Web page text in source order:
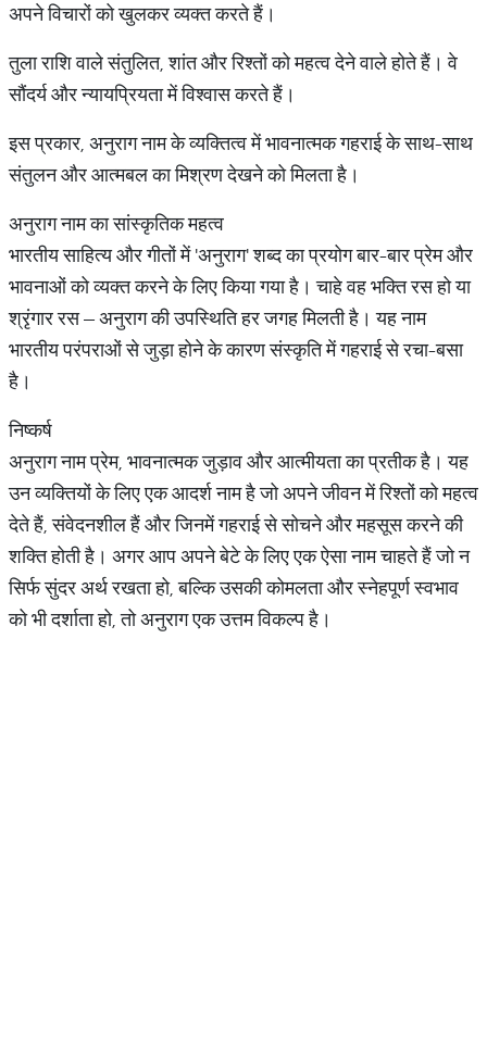
अपने विचारों को खुलकर व्यक्त करते हैं।
तुला राशि वाले संतुलित, शांत और रिश्तों को महत्व देने वाले होते हैं। वे
सौंदर्य और न्यायप्रियता में विश्वास करते हैं।
इस प्रकार, अनुराग नाम के व्यक्तित्व में भावनात्मक गहराई के साथ-साथ
संतुलन और आत्मबल का मिश्रण देखने को मिलता है।
अनुराग नाम का सांस्कृतिक महत्व
भारतीय साहित्य और गीतों में 'अनुराग' शब्द का प्रयोग बार-बार प्रेम और
भावनाओं को व्यक्त करने के लिए किया गया है। चाहे वह भक्ति रस हो या
श्रृंगार रस – अनुराग की उपस्थिति हर जगह मिलती है। यह नाम
भारतीय परंपराओं से जुड़ा होने के कारण संस्कृति में गहराई से रचा-बसा
है।
निष्कर्ष
अनुराग नाम प्रेम, भावनात्मक जुड़ाव और आत्मीयता का प्रतीक है। यह
उन व्यक्तियों के लिए एक आदर्श नाम है जो अपने जीवन में रिश्तों को महत्व
देते हैं, संवेदनशील हैं और जिनमें गहराई से सोचने और महसूस करने की
शक्ति होती है। अगर आप अपने बेटे के लिए एक ऐसा नाम चाहते हैं जो न
सिर्फ सुंदर अर्थ रखता हो, बल्कि उसकी कोमलता और स्नेहपूर्ण स्वभाव
को भी दर्शाता हो, तो अनुराग एक उत्तम विकल्प है।